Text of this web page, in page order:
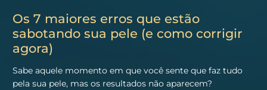
Os 7 maiores erros que estão
sabotando sua pele (e como corrigir
agora)
Sabe aquele momento em que você sente que faz tudo
pela sua pele, mas os resultados não aparecem?